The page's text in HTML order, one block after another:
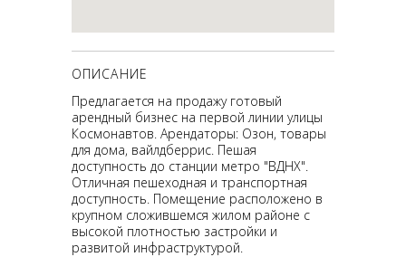
ОПИСАНИЕ
Предлагается на продажу готовый
арендный бизнес на первой линии улицы
Космонавтов. Арендаторы: Озон, товары
для дома, вайлдберрис. Пешая
доступность до станции метро "ВДНХ".
Отличная пешеходная и транспортная
доступность. Помещение расположено в
крупном сложившемся жилом районе с
высокой плотностью застройки и
развитой инфраструктурой.